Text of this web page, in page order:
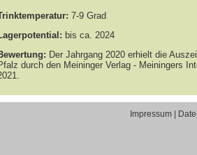
Impressum